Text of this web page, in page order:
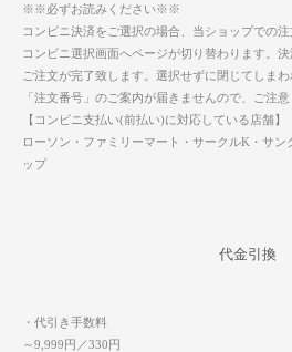
※※必ずお読みください※※
コンビニ決済をご選択の場合、当ショップでの
コンビニ選択画面へページが切り替わります。
ご注文が完了致します。選択せずに閉じてしま
「注文番号」のご案内が届きませんので、ご注意
【コンビニ支払い(前払い)に対応している店舗】
ローソン・ファミリーマート・サークルK・サン
ップ
代金引換
・代引き手数料
～9,999円／330円